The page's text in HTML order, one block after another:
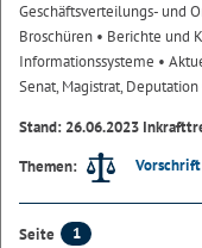
Geschäftsverteilungs- und
Broschüren • Berichte und
Informationssysteme •
Senat, Magistrat, Deputation
Stand: 26.06.2023
Themen:
Seite
1